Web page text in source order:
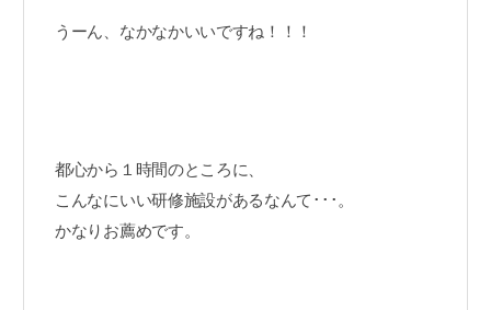
うーん、なかなかいいですね！！！
都心から１時間のところに、
こんなにいい研修施設があるなんて･･･。
かなりお薦めです。